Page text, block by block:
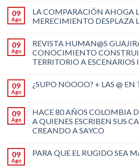
09
Ago
LA COMPARACIÓN AHOGA
MERECIMIENTO DESPLAZA
09
Ago
REVISTA HUMAN@S
CONOCIMIENTO
TERRITORIO A
09
Ago
¿SUPO NOOOO? + LAS @
09
Ago
HACE 80 AÑOS COLOMBIA
A QUIENES ESCRIBEN SUS
CREANDO A SAYCO
09
Ago
PARA QUE EL RUGIDO SEA